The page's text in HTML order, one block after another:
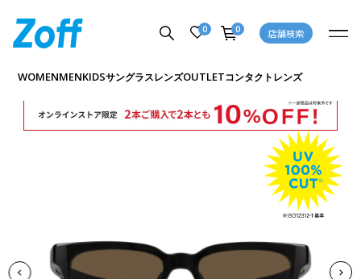
0 0 店舗検索
WOMENMENKIDSサングラスレンズOUTLETコンタクトレンズ
商品詳細ページへ